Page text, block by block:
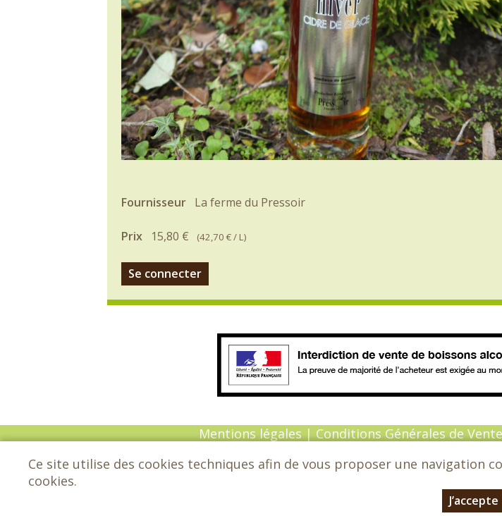
Fournisseur La ferme du Pressoir
Prix 15,80 € (42,70 €/ L)
Se connecter
Mentions légales | Conditions Générales de
© Copyright 2026 - Chèvrefeuille - Tous
Ce site utilise des cookies techniques afin de vous proposer une navigation
cookies.
J’accepte